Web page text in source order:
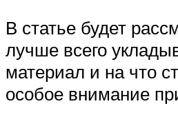
В статье будет
лучше всего
материал и на что
особое внимание